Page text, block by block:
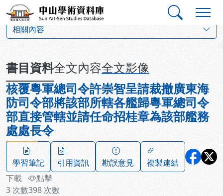
跳到主要內容
中山學術資料庫
相關內容
書目資料全文內容全文影像
核覆粵軍總司令許崇智呈請裁撤廣東海
防司令部將該部所轄各艦歸粵軍總司令
部直接管轄並請任命招桂章為該部艦務
處處長令
學習筆記 引用資訊 勘誤意見
複製連結
下載
3 次數
點擊
398 次數